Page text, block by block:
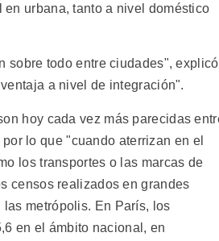
urbana, tanto a nivel doméstico
sobre todo entre ciudades", explicó
a nivel de integración".
hoy cada vez más parecidas
lo que "cuando aterrizan en el
los transportes o las marcas de
censos realizados en grandes
metrópolis. En París, los
en el ámbito nacional, en